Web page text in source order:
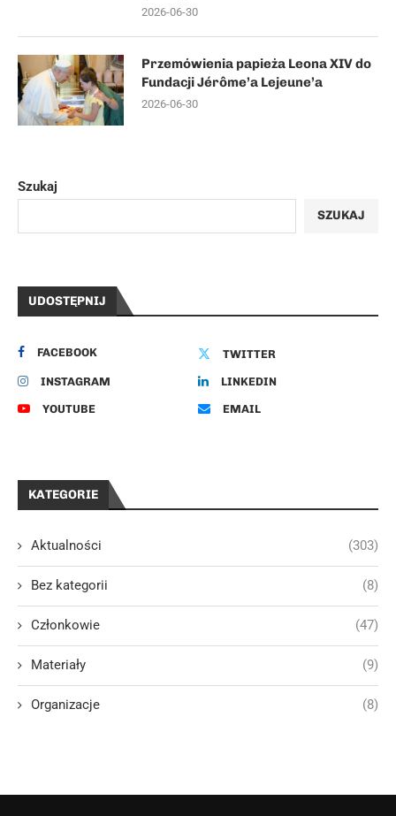
2026-06-30
Przemówienia papieża Leona XIV do
Fundacji Jérôme’a Lejeune’a
2026-06-30
Szukaj
SZUKAJ
UDOSTĘPNIJ
FACEBOOK TWITTER
INSTAGRAM LINKEDIN
YOUTUBE EMAIL
KATEGORIE
Aktualności (303)
Bez kategorii (8)
Członkowie (47)
Materiały (9)
Organizacje (8)